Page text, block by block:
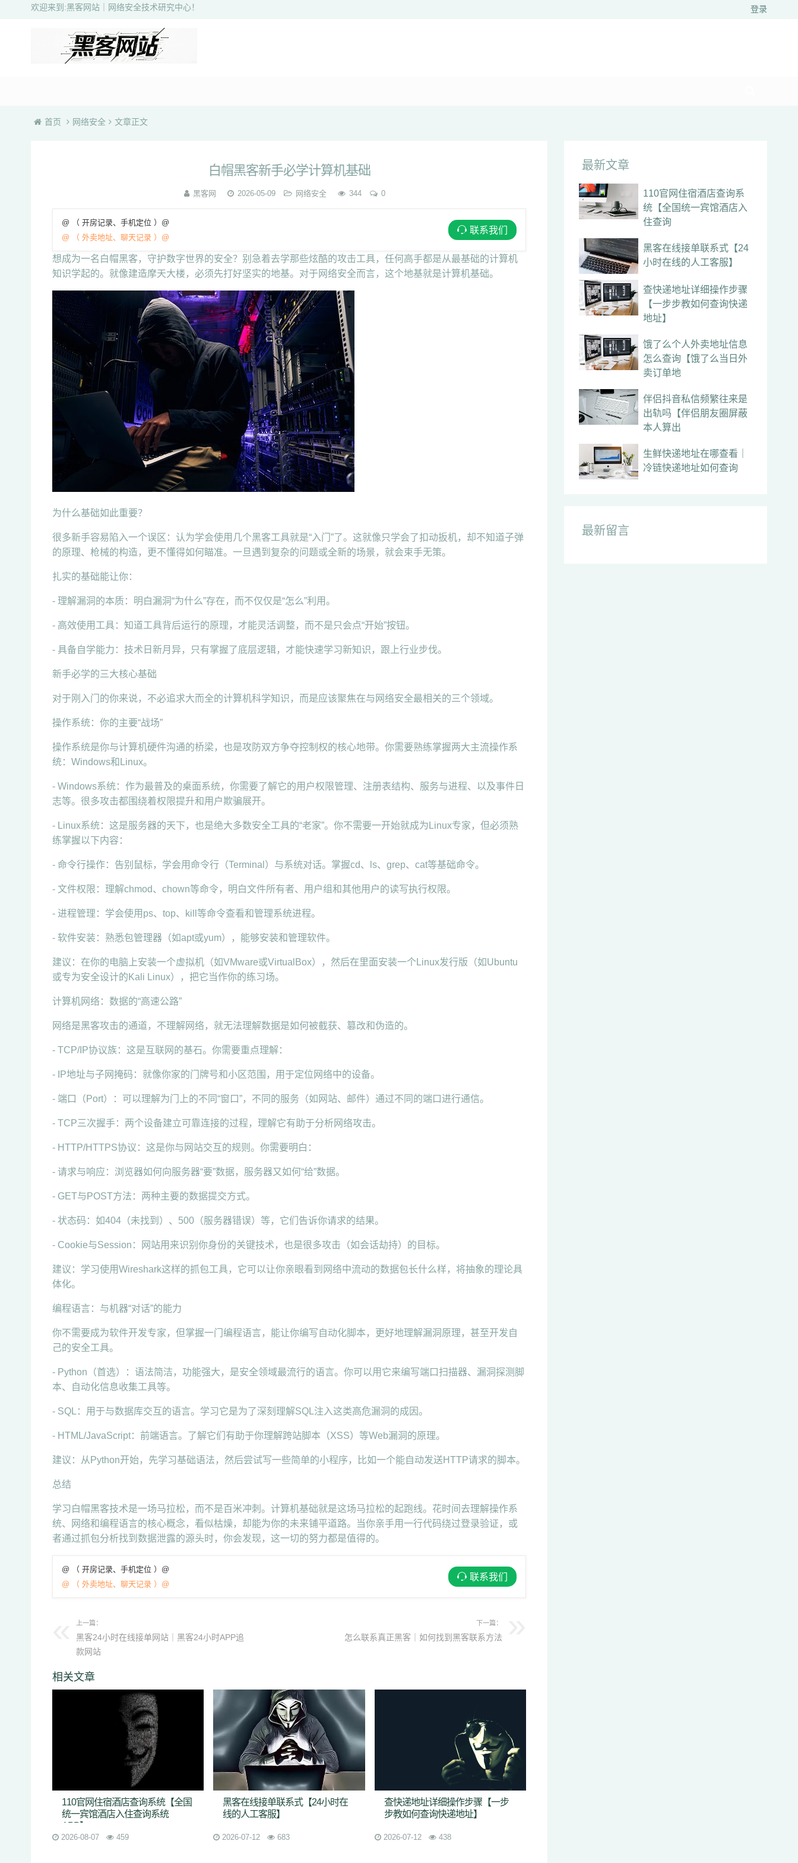
欢迎来到:黑客网站｜网络安全技术研究中心！ 登录
首页 网络安全 文章正文
白帽黑客新手必学计算机基础
黑客网 2026-05-09 网络安全 344 0
@ （ 开房记录、手机定位 ）@
@ （ 外卖地址、聊天记录 ）@
联系我们
想成为一名白帽黑客，守护数字世界的安全？别急着去学那些炫酷的攻击工具，任何高手都是从最基础的计算机
知识学起的。就像建造摩天大楼，必须先打好坚实的地基。对于网络安全而言，这个地基就是计算机基础。
为什么基础如此重要？
很多新手容易陷入一个误区：认为学会使用几个黑客工具就是“入门”了。这就像只学会了扣动扳机，却不知道子弹
的原理、枪械的构造，更不懂得如何瞄准。一旦遇到复杂的问题或全新的场景，就会束手无策。
扎实的基础能让你：
- 理解漏洞的本质：明白漏洞“为什么”存在，而不仅仅是“怎么”利用。
- 高效使用工具：知道工具背后运行的原理，才能灵活调整，而不是只会点“开始”按钮。
- 具备自学能力：技术日新月异，只有掌握了底层逻辑，才能快速学习新知识，跟上行业步伐。
新手必学的三大核心基础
对于刚入门的你来说，不必追求大而全的计算机科学知识，而是应该聚焦在与网络安全最相关的三个领域。
操作系统：你的主要“战场”
操作系统是你与计算机硬件沟通的桥梁，也是攻防双方争夺控制权的核心地带。你需要熟练掌握两大主流操作系
统：Windows和Linux。
- Windows系统：作为最普及的桌面系统，你需要了解它的用户权限管理、注册表结构、服务与进程、以及事件日
志等。很多攻击都围绕着权限提升和用户欺骗展开。
- Linux系统：这是服务器的天下，也是绝大多数安全工具的“老家”。你不需要一开始就成为Linux专家，但必须熟
练掌握以下内容：
- 命令行操作：告别鼠标，学会用命令行（Terminal）与系统对话。掌握cd、ls、grep、cat等基础命令。
- 文件权限：理解chmod、chown等命令，明白文件所有者、用户组和其他用户的读写执行权限。
- 进程管理：学会使用ps、top、kill等命令查看和管理系统进程。
- 软件安装：熟悉包管理器（如apt或yum），能够安装和管理软件。
建议：在你的电脑上安装一个虚拟机（如VMware或VirtualBox），然后在里面安装一个Linux发行版（如Ubuntu
或专为安全设计的Kali Linux），把它当作你的练习场。
计算机网络：数据的“高速公路”
网络是黑客攻击的通道，不理解网络，就无法理解数据是如何被截获、篡改和伪造的。
- TCP/IP协议族：这是互联网的基石。你需要重点理解：
- IP地址与子网掩码：就像你家的门牌号和小区范围，用于定位网络中的设备。
- 端口（Port）：可以理解为门上的不同“窗口”，不同的服务（如网站、邮件）通过不同的端口进行通信。
- TCP三次握手：两个设备建立可靠连接的过程，理解它有助于分析网络攻击。
- HTTP/HTTPS协议：这是你与网站交互的规则。你需要明白：
- 请求与响应：浏览器如何向服务器“要”数据，服务器又如何“给”数据。
- GET与POST方法：两种主要的数据提交方式。
- 状态码：如404（未找到）、500（服务器错误）等，它们告诉你请求的结果。
- Cookie与Session：网站用来识别你身份的关键技术，也是很多攻击（如会话劫持）的目标。
建议：学习使用Wireshark这样的抓包工具，它可以让你亲眼看到网络中流动的数据包长什么样，将抽象的理论具
体化。
编程语言：与机器“对话”的能力
你不需要成为软件开发专家，但掌握一门编程语言，能让你编写自动化脚本，更好地理解漏洞原理，甚至开发自
己的安全工具。
- Python（首选）：语法简洁，功能强大，是安全领域最流行的语言。你可以用它来编写端口扫描器、漏洞探测脚
本、自动化信息收集工具等。
- SQL：用于与数据库交互的语言。学习它是为了深刻理解SQL注入这类高危漏洞的成因。
- HTML/JavaScript：前端语言。了解它们有助于你理解跨站脚本（XSS）等Web漏洞的原理。
建议：从Python开始，先学习基础语法，然后尝试写一些简单的小程序，比如一个能自动发送HTTP请求的脚本。
总结
学习白帽黑客技术是一场马拉松，而不是百米冲刺。计算机基础就是这场马拉松的起跑线。花时间去理解操作系
统、网络和编程语言的核心概念，看似枯燥，却能为你的未来铺平道路。当你亲手用一行代码绕过登录验证，或
者通过抓包分析找到数据泄露的源头时，你会发现，这一切的努力都是值得的。
@ （ 开房记录、手机定位 ）@
@ （ 外卖地址、聊天记录 ）@
联系我们
上一篇：
黑客24小时在线接单网站｜黑客24小时APP追
款网站
下一篇：
怎么联系真正黑客｜如何找到黑客联系方法
相关文章
110官网住宿酒店查询系统【全国
统一宾馆酒店入住查询系统
APP】
2026-08-07 459
黑客在线接单联系式【24小时在
线的人工客服】
2026-07-12 683
查快递地址详细操作步骤【一步
步教如何查询快递地址】
2026-07-12 438
最新文章
110官网住宿酒店查询系
统【全国统一宾馆酒店入
住查询
黑客在线接单联系式【24
小时在线的人工客服】
查快递地址详细操作步骤
【一步步教如何查询快递
地址】
饿了么个人外卖地址信息
怎么查询【饿了么当日外
卖订单地
伴侣抖音私信频繁往来是
出轨吗【伴侣朋友圈屏蔽
本人算出
生鲜快递地址在哪查看｜
冷链快递地址如何查询
最新留言